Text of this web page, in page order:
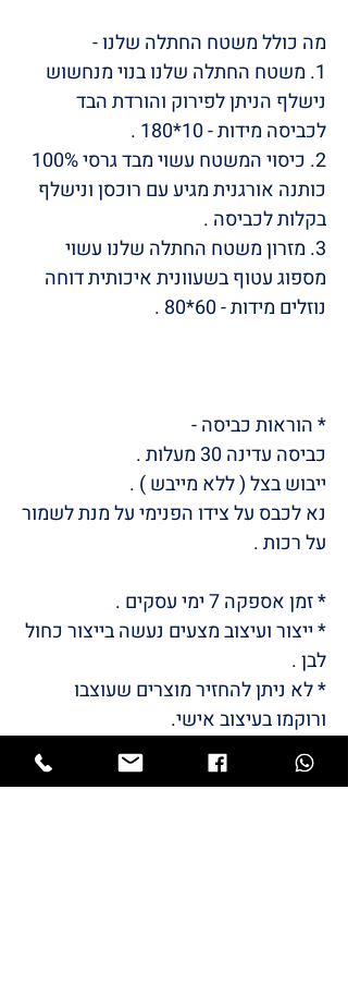
מה כולל משטח החתלה שלנו -
1. משטח החתלה שלנו בנוי מנחשוש
נישלף הניתן לפירוק והורדת הבד
לכביסה מידות - 10*180 .
2. כיסוי המשטח עשוי מבד גרסי 100%
כותנה אורגנית מגיע עם רוכסן ונישלף
בקלות לכביסה .
3. מזרון משטח החתלה שלנו עשוי
מספוג עטוף בשעוונית איכותית דוחה
נוזלים מידות - 60*80 .
* הוראות כביסה -
כביסה עדינה 30 מעלות .
ייבוש בצל ( ללא מייבש ) .
נא לכבס על צידו הפנימי על מנת לשמור
על רכות .
* זמן אספקה ​​7 ימי עסקים .
* ייצור ועיצוב מצעים נעשה בייצור כחול
לבן .
* לא ניתן להחזיר מוצרים שעוצבו
ורוקמו בעיצוב אישי.
* צבעים להמחשה בלבד .